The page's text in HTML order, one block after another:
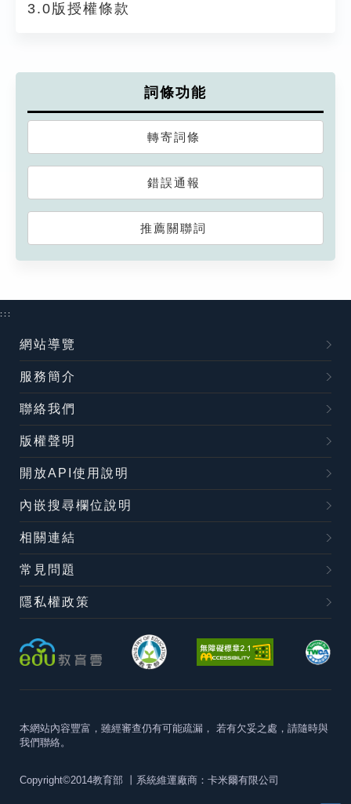
3.0版授權條款
詞條功能
轉寄詞條
錯誤通報
推薦關聯詞
:::
網站導覽
服務簡介
聯絡我們
版權聲明
開放API使用說明
內嵌搜尋欄位說明
相關連結
常見問題
隱私權政策
本網站內容豐富，雖經審查仍有可能疏漏， 若有欠妥之處，請隨時與
我們聯絡。
Copyright©2014教育部 丨系統維運廠商：卡米爾有限公司